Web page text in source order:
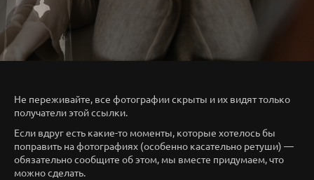
Не переживайте, все фотографии скрыты и их видят только
получатели этой ссылки.
Если вдруг есть какие-то моменты, которые хотелось бы
поправить на фотографиях (особенно касательно ретуши) —
обязательно сообщите об этом, мы вместе придумаем, что
можно сделать.